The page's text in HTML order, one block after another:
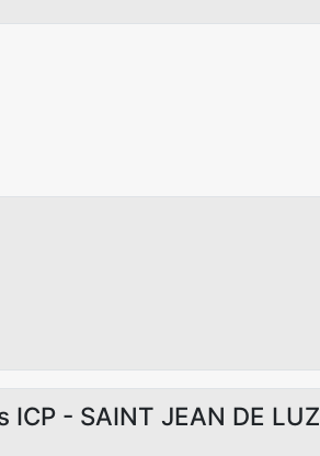
ICP - SAINT JEAN DE LUZ